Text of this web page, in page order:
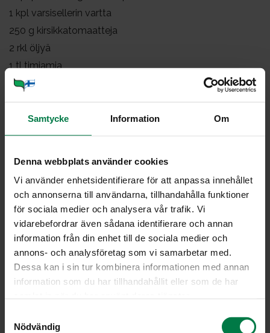
Samtycke Information Om
Denna webbplats använder cookies
Vi använder enhetsidentifierare för att anpassa innehållet
och annonserna till användarna, tillhandahålla funktioner
för sociala medier och analysera vår trafik. Vi
vidarebefordrar även sådana identifierare och annan
information från din enhet till de sociala medier och
annons- och analysföretag som vi samarbetar med.
Dessa kan i sin tur kombinera informationen med annan
information som du har tillhandahållit eller som de har
Nödvändig
1 kpl varsisellerin vartta
250 g kirsikkatomaatteja
2 rkl öljyä
1tl timjamia
tl timjamia
2tl oreganoa
tl suolaa
rouhittua mustapippuria
Tarjoiluun
150 g kuivaa nauhapastaa (tagiliatelle -pastaa)
maustamatonta tuorejuustoa
Halkaise ja viipaloi munakoiso. Ripottele viipaleiden
päälle suolaa, jolloin munakoison ylimääräinen neste